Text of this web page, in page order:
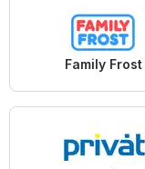
Family Frost